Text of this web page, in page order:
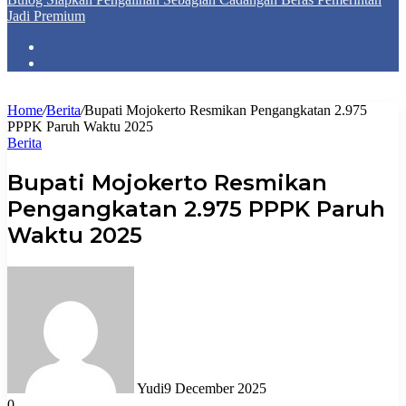
Jadi Premium
Home/Berita/Bupati Mojokerto Resmikan Pengangkatan 2.975
PPPK Paruh Waktu 2025
Berita
Bupati Mojokerto Resmikan
Pengangkatan 2.975 PPPK Paruh
Waktu 2025
Yudi9 December 2025